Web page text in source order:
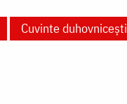
Cuvinte duhovnicești